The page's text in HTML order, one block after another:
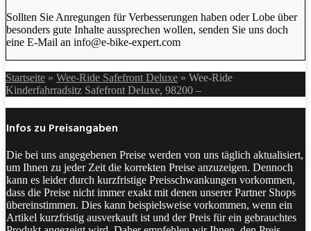
Sollten Sie Anregungen für Verbesserungen haben oder Lobe über
besonders gute Inhalte aussprechen wollen, senden Sie uns doch
eine E-Mail an info@e-bike-expert.com
Startseite » Wee-Ride Safefront Deluxe » Wee-Ride
Kinderfahrradsitz Safefront Deluxe, 98200 –
Infos zu Preisangaben
Die bei uns angegebenen Preise werden von uns täglich aktualisiert,
um Ihnen zu jeder Zeit die korrekten Preise anzuzeigen. Dennoch
kann es leider durch kurzfristige Preisschwankungen vorkommen,
dass die Preise nicht immer exakt mit denen unserer Partner Shops
übereinstimmen. Dies kann beispielsweise vorkommen, wenn ein
Artikel kurzfristig ausverkauft ist und der Preis für ein gebrauchtes